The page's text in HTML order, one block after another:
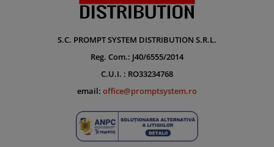
S.C. PROMPT SYSTEM DISTRIBUTION S.R.L.
Reg. Com.: J40/6555/2014
C.U.I. : RO33234768
email: office@promptsystem.ro